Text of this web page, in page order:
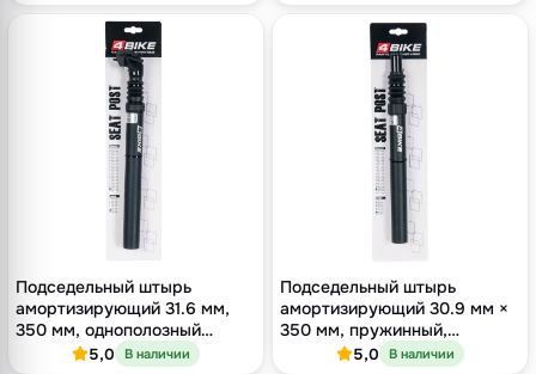
Подседельный штырь
амортизирующий 31.6 мм,
350 мм, однополозный
зажим, оффсет 18 мм,
5,0 В наличии
Подседельный штырь
амортизирующий 30.9 мм ×
350 мм, пружинный,
алюминий, чёрный
5,0 В наличии